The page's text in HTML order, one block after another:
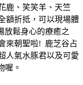
鹿、笑笑羊、天竺
額折抵，可以現場體
放鬆身心的療癒之
來朝聖啦! 鹿芝谷占
人氣水豚君以及可愛
喔。